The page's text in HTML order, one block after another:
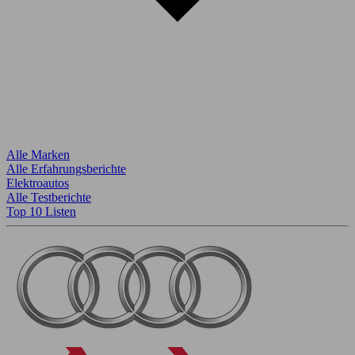
Alle Marken
Alle Erfahrungsberichte
Elektroautos
Alle Testberichte
Top 10 Listen